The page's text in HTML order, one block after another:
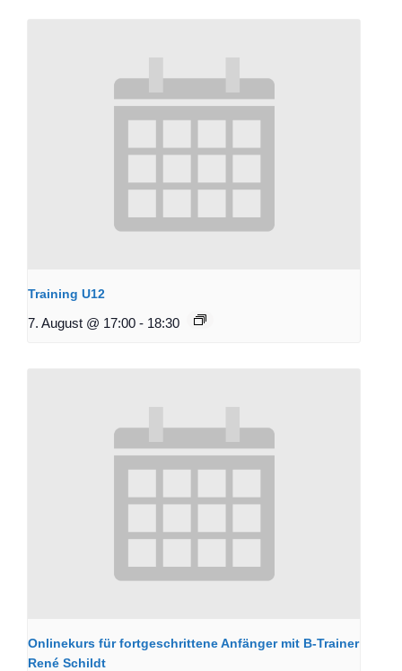
Training U12
7. August @ 17:00 - 18:30
Onlinekurs für fortgeschrittene Anfänger mit B-Trainer
René Schildt